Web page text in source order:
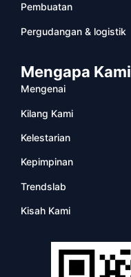
Pembuatan
Pergudangan & logistik
Mengapa Kami
Mengenai
Kilang Kami
Kelestarian
Kepimpinan
Trendslab
Kisah Kami